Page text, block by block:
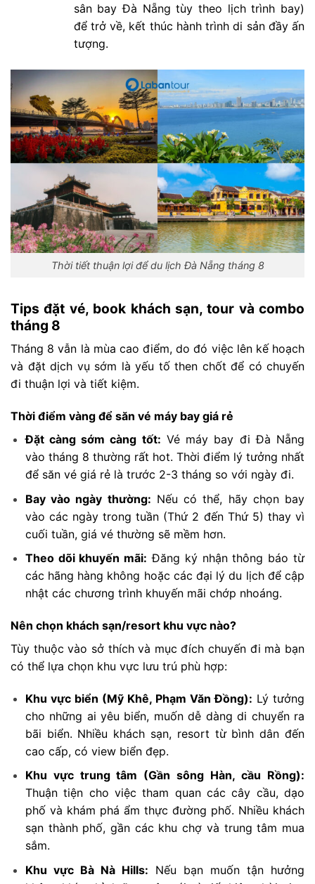
sân bay Đà Nẵng tùy theo lịch trình bay)
để trở về, kết thúc hành trình di sản đầy ấn
tượng.
Thời tiết thuận lợi để du lịch Đà Nẵng tháng 8
Tips đặt vé, book khách sạn, tour và combo
tháng 8
Tháng 8 vẫn là mùa cao điểm, do đó việc lên kế hoạch
và đặt dịch vụ sớm là yếu tố then chốt để có chuyến
đi thuận lợi và tiết kiệm.
Thời điểm vàng để săn vé máy bay giá rẻ
Đặt càng sớm càng tốt: Vé máy bay đi Đà Nẵng
vào tháng 8 thường rất hot. Thời điểm lý tưởng nhất
để săn vé giá rẻ là trước 2-3 tháng so với ngày đi.
Bay vào ngày thường: Nếu có thể, hãy chọn bay
vào các ngày trong tuần (Thứ 2 đến Thứ 5) thay vì
cuối tuần, giá vé thường sẽ mềm hơn.
Theo dõi khuyến mãi: Đăng ký nhận thông báo từ
các hãng hàng không hoặc các đại lý du lịch để cập
nhật các chương trình khuyến mãi chớp nhoáng.
Nên chọn khách sạn/resort khu vực nào?
Tùy thuộc vào sở thích và mục đích chuyến đi mà bạn
có thể lựa chọn khu vực lưu trú phù hợp:
Khu vực biển (Mỹ Khê, Phạm Văn Đồng): Lý tưởng
cho những ai yêu biển, muốn dễ dàng di chuyển ra
bãi biển. Nhiều khách sạn, resort từ bình dân đến
cao cấp, có view biển đẹp.
Khu vực trung tâm (Gần sông Hàn, cầu Rồng):
Thuận tiện cho việc tham quan các cây cầu, dạo
phố và khám phá ẩm thực đường phố. Nhiều khách
sạn thành phố, gần các khu chợ và trung tâm mua
sắm.
Khu vực Bà Nà Hills: Nếu bạn muốn tận hưởng